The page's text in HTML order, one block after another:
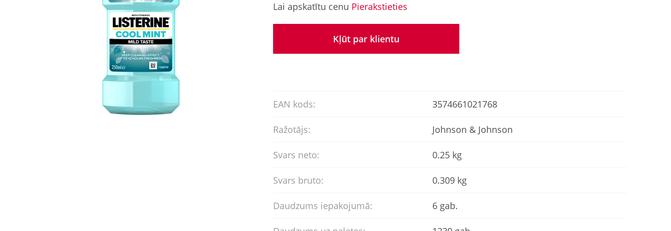
Lai apskatītu cenu Pierakstieties
Kļūt par klientu
EAN kods: 3574661021768
Ražotājs: Johnson & Johnson
Svars neto: 0.25 kg
Svars bruto: 0.309 kg
Daudzums iepakojumā: 6 gab.